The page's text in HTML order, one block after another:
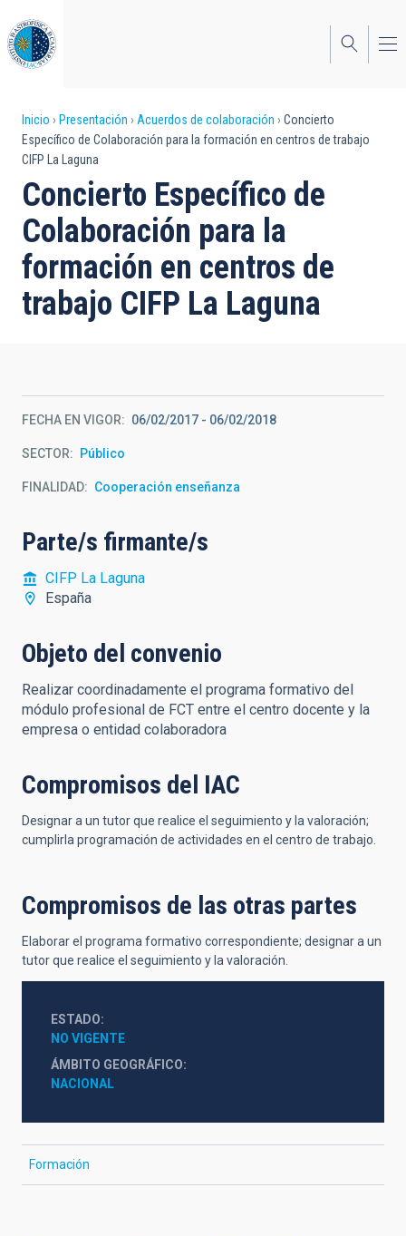
al
contenido
principal
Sobrescribir
enlaces
de
ayuda
a
la
navegación
Inicio Presentación Acuerdos de colaboración
Concierto
Específico de Colaboración para la formación en centros de trabajo
CIFP La Laguna
Concierto Específico de
Colaboración para la
formación en centros de
trabajo CIFP La Laguna
FECHA EN VIGOR 06/02/2017 - 06/02/2018
SECTOR Público
FINALIDAD Cooperación enseñanza
Parte/s firmante/s
CIFP La Laguna
España
Objeto del convenio
Realizar coordinadamente el programa formativo del
módulo profesional de FCT entre el centro docente y la
empresa o entidad colaboradora
Compromisos del IAC
Designar a un tutor que realice el seguimiento y la valoración;
cumplirla programación de actividades en el centro de trabajo.
Compromisos de las otras partes
Elaborar el programa formativo correspondiente; designar a un
tutor que realice el seguimiento y la valoración.
ESTADO
NO VIGENTE
ÁMBITO GEOGRÁFICO
NACIONAL
Formación